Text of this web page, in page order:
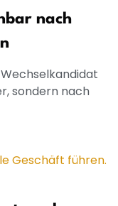
nach
sondern nach